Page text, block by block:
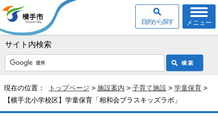
サイト内検索
メニュー
目的から探す
現在の位置： トップページ > 施設案内 > 子育て施設 > 学童保育 >
【横手北小学校区】学童保育「相和会プラスキッズラボ」